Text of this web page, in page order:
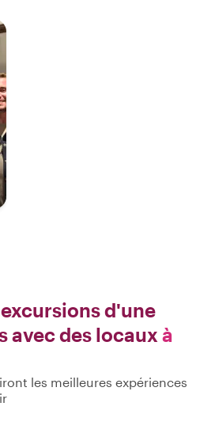
d'une
avec des locaux à
les meilleures expériences